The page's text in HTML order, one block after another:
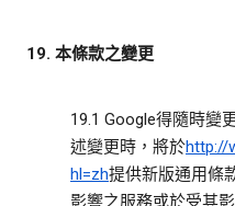
19. 本條款之變更
19.1 Google得隨時變
述變更時，將於http://
hl=zh提供新版通用條
影響之服務或於受其